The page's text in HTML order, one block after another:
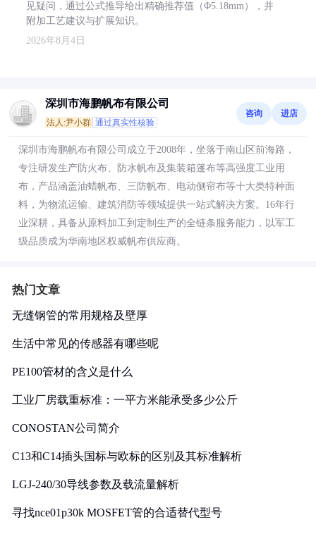
见疑问，通过公式推导给出精确推荐值（Φ5.18mm），并
附加工艺建议与扩展知识。
2026年8月4日
深圳市海鹏帆布有限公司
法人:尹小群 通过真实性核验
咨询 进店
深圳市海鹏帆布有限公司成立于2008年，坐落于南山区前海路，
专注研发生产防火布、防水帆布及集装箱篷布等高强度工业用
布，产品涵盖油蜡帆布、三防帆布、电动侧帘布等十大类特种面
料，为物流运输、建筑消防等领域提供一站式解决方案。16年行
业深耕，具备从原料加工到定制生产的全链条服务能力，以军工
级品质成为华南地区权威帆布供应商。
热门文章
无缝钢管的常用规格及壁厚
生活中常见的传感器有哪些呢
PE100管材的含义是什么
工业厂房载重标准：一平方米能承受多少公斤
CONOSTAN公司简介
C13和C14插头国标与欧标的区别及其标准解析
LGJ-240/30导线参数及载流量解析
寻找nce01p30k MOSFET管的合适替代型号